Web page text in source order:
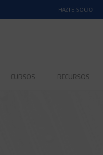
HAZTE SOCIO
CURSOS RECURSOS